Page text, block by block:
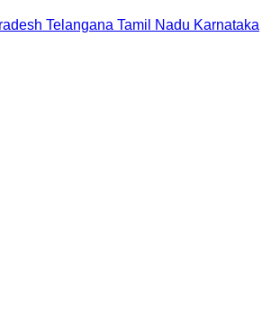
Telangana Tamil Nadu Karnataka